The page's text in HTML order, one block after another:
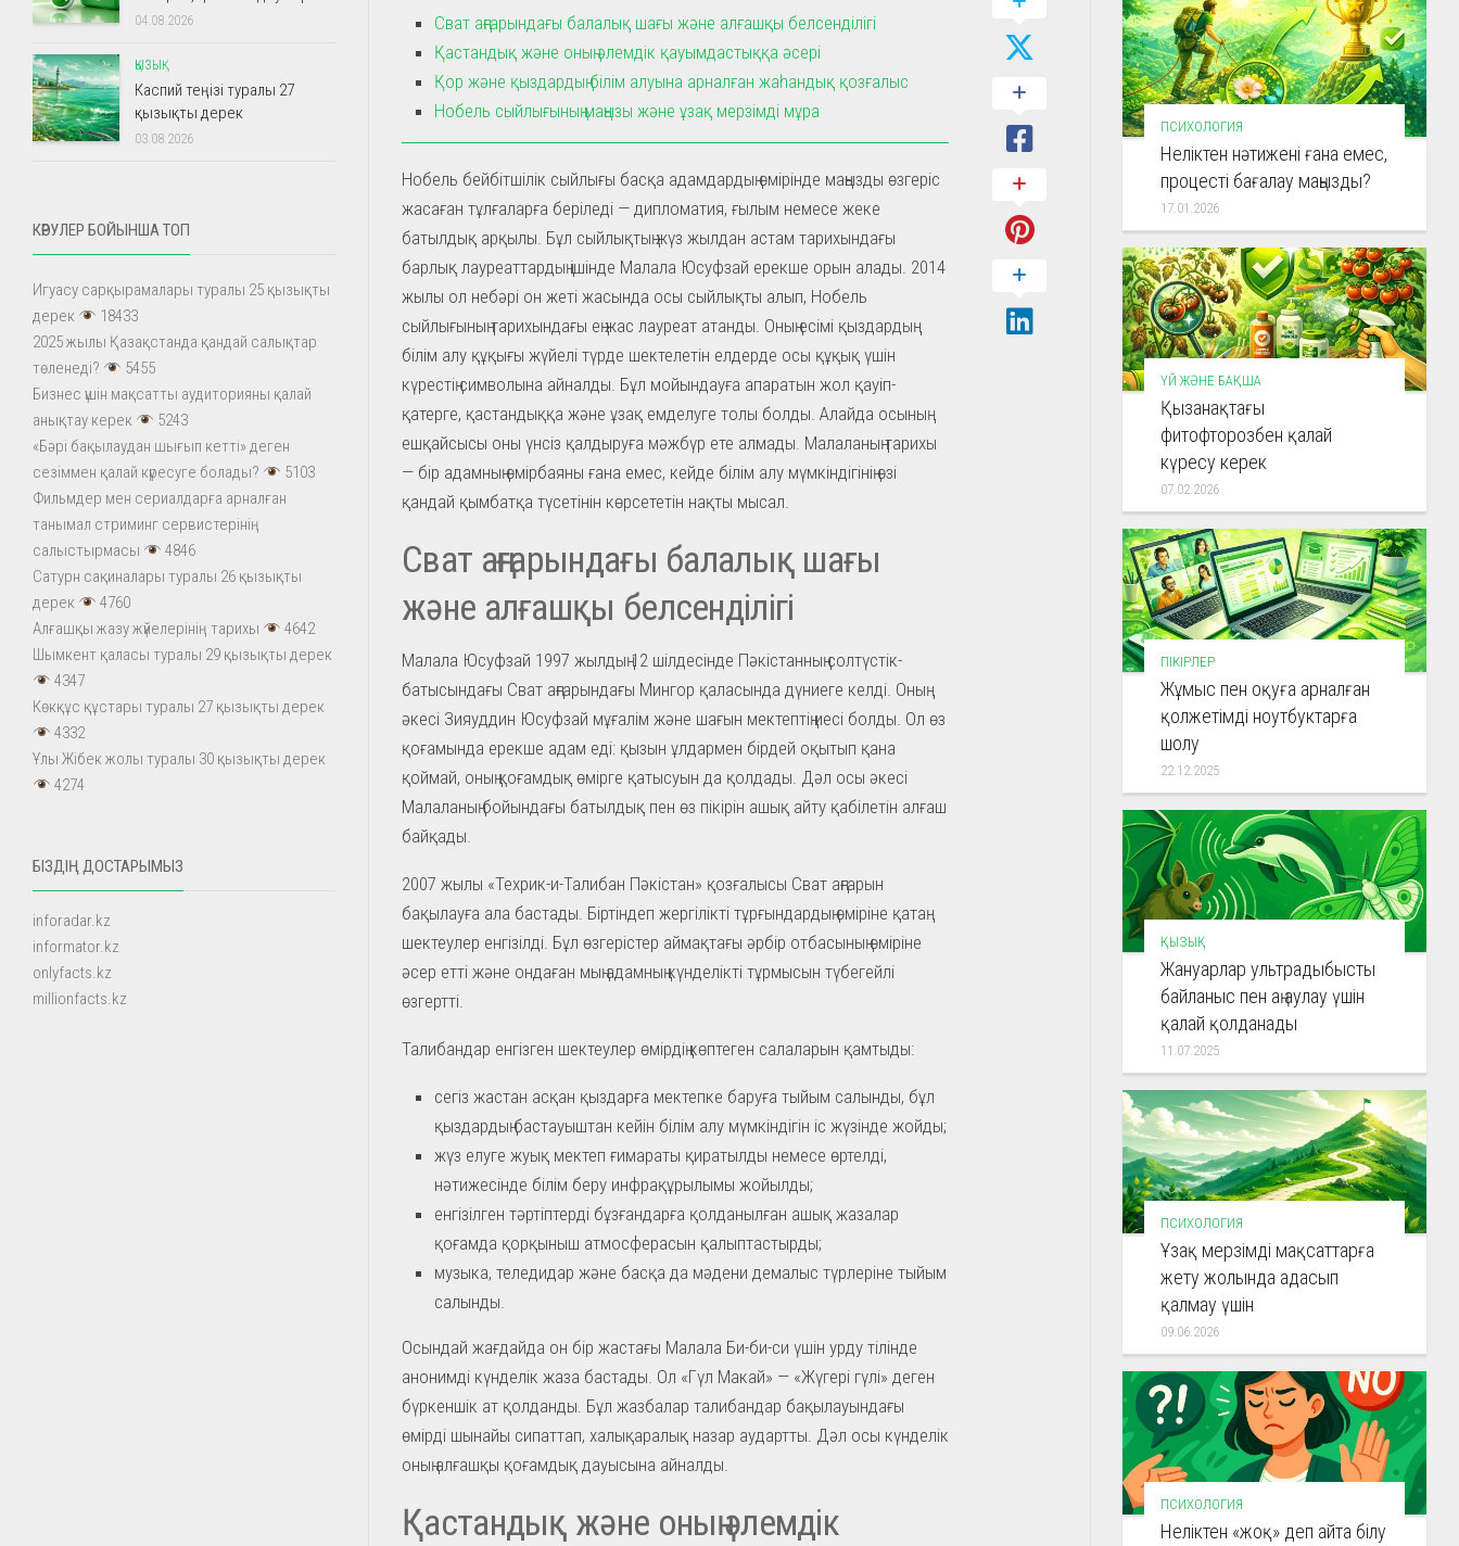
Сват аңғарындағы балалық шағы және алғашқы белсенділігі
Қастандық және оның әлемдік қауымдастыққа әсері
Қор және қыздардың білім алуына арналған жаһандық қозғалыс
Нобель сыйлығының маңызы және ұзақ мерзімді мұра
Нобель бейбітшілік сыйлығы басқа адамдардың өмірінде маңызды өзгеріс
жасаған тұлғаларға беріледі — дипломатия, ғылым немесе жеке
батылдық арқылы. Бұл сыйлықтың жүз жылдан астам тарихындағы
барлық лауреаттардың ішінде Малала Юсуфзай ерекше орын алады. 2014
жылы ол небәрі он жеті жасында осы сыйлықты алып, Нобель
сыйлығының тарихындағы ең жас лауреат атанды. Оның есімі қыздардың
білім алу құқығы жүйелі түрде шектелетін елдерде осы құқық үшін
күрестің символына айналды. Бұл мойындауға апаратын жол қауіп-
қатерге, қастандыққа және ұзақ емделуге толы болды. Алайда осының
ешқайсысы оны үнсіз қалдыруға мәжбүр ете алмады. Малаланың тарихы
— бір адамның өмірбаяны ғана емес, кейде білім алу мүмкіндігінің өзі
қандай қымбатқа түсетінін көрсететін нақты мысал.
Сват аңғарындағы балалық шағы
және алғашқы белсенділігі
Малала Юсуфзай 1997 жылдың 12 шілдесінде Пәкістанның солтүстік-
батысындағы Сват аңғарындағы Мингор қаласында дүниеге келді. Оның
әкесі Зияуддин Юсуфзай мұғалім және шағын мектептің иесі болды. Ол өз
қоғамында ерекше адам еді: қызын ұлдармен бірдей оқытып қана
қоймай, оның қоғамдық өмірге қатысуын да қолдады. Дәл осы әкесі
Малаланың бойындағы батылдық пен өз пікірін ашық айту қабілетін алғаш
байқады.
2007 жылы «Техрик-и-Талибан Пәкістан» қозғалысы Сват аңғарын
бақылауға ала бастады. Біртіндеп жергілікті тұрғындардың өміріне қатаң
шектеулер енгізілді. Бұл өзгерістер аймақтағы әрбір отбасының өміріне
әсер етті және ондаған мың адамның күнделікті тұрмысын түбегейлі
өзгертті.
Талибандар енгізген шектеулер өмірдің көптеген салаларын қамтыды:
сегіз жастан асқан қыздарға мектепке баруға тыйым салынды, бұл
қыздардың бастауыштан кейін білім алу мүмкіндігін іс жүзінде жойды;
жүз елуге жуық мектеп ғимараты қиратылды немесе өртелді,
нәтижесінде білім беру инфрақұрылымы жойылды;
енгізілген тәртіптерді бұзғандарға қолданылған ашық жазалар
қоғамда қорқыныш атмосферасын қалыптастырды;
музыка, теледидар және басқа да мәдени демалыс түрлеріне тыйым
салынды.
Осындай жағдайда он бір жастағы Малала Би-би-си үшін урду тілінде
анонимді күнделік жаза бастады. Ол «Гүл Макай» — «Жүгері гүлі» деген
бүркеншік ат қолданды. Бұл жазбалар талибандар бақылауындағы
өмірді шынайы сипаттап, халықаралық назар аудартты. Дәл осы күнделік
оның алғашқы қоғамдық дауысына айналды.
Қастандық және оның әлемдік
04.08.2026
ҚЫЗЫҚ
Каспий теңізі туралы 27
қызықты дерек
03.08.2026
КӨРУЛЕР БОЙЫНША ТОП
Игуасу сарқырамалары туралы 25 қызықты
дерек
18433
2025 жылы Қазақстанда қандай салықтар
төленеді?
5455
Бизнес үшін мақсатты аудиторияны қалай
анықтау керек
5243
«Бәрі бақылаудан шығып кетті» деген
сезіммен қалай күресуге болады?
5103
Фильмдер мен сериалдарға арналған
танымал стриминг сервистерінің
салыстырмасы
4846
Сатурн сақиналары туралы 26 қызықты
дерек
4760
Алғашқы жазу жүйелерінің тарихы
4642
Шымкент қаласы туралы 29 қызықты дерек
4347
Көкқұс құстары туралы 27 қызықты дерек
4332
Ұлы Жібек жолы туралы 30 қызықты дерек
4274
БІЗДІҢ ДОСТАРЫМЫЗ
inforadar.kz
informator.kz
onlyfacts.kz
millionfacts.kz
ПСИХОЛОГИЯ
Неліктен нәтижені ғана емес,
процесті бағалау маңызды?
17.01.2026
ҮЙ ЖӘНЕ БАҚША
Қызанақтағы
фитофторозбен қалай
күресу керек
07.02.2026
ПІКІРЛЕР
Жұмыс пен оқуға арналған
қолжетімді ноутбуктарға
шолу
22.12.2025
ҚЫЗЫҚ
Жануарлар ультрадыбысты
байланыс пен аң аулау үшін
қалай қолданады
11.07.2025
ПСИХОЛОГИЯ
Ұзақ мерзімді мақсаттарға
жету жолында адасып
қалмау үшін
09.06.2026
ПСИХОЛОГИЯ
Неліктен «жоқ» деп айта білу